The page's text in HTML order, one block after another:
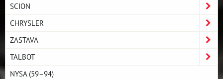
SCION
CHRYSLER
ZASTAVA
TALBOT
NYSA (59–94)